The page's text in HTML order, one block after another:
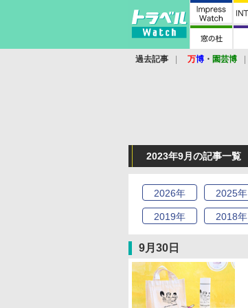
過去記事 万博 ・ 園芸博
2023年9月の記事一覧
2026年 2025年
2019年 2018年
9月30日